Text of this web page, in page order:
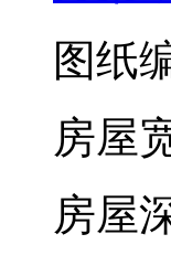
图纸
房屋
房屋